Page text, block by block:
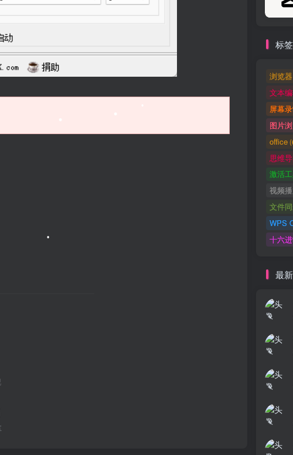
标
浏览器
文本
屏幕
图片
office
思维
激活
视频
文件
WPS
十六
最
•